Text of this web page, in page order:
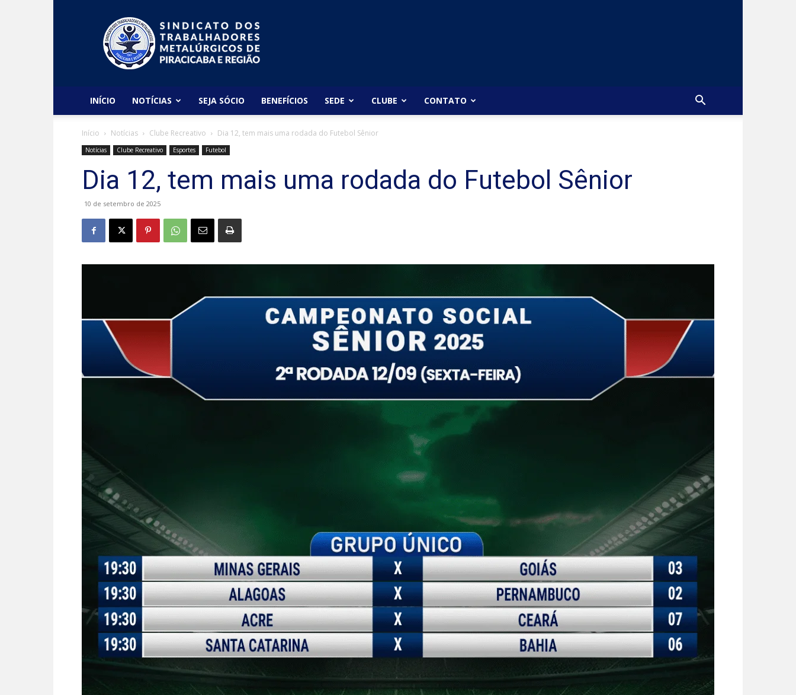
Sindicato
dos
Metalúrgicos
de
Região
INÍCIO NOTÍCIAS SEJA SÓCIO BENEFÍCIOS SEDE CLUBE CONTATO
Início Notícias Clube Recreativo Dia 12, tem mais uma rodada do Futebol Sênior
Notícias Clube Recreativo Esportes Futebol
Dia 12, tem mais uma rodada do Futebol Sênior
10 de setembro de 2025